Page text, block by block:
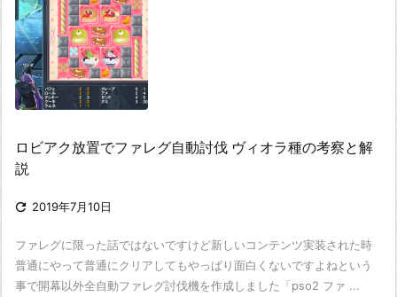
ロビアク放置でファレグ自動討伐 ヴィオラ種の考察と解
説
 2019年7月10日
ファレグに限った話ではないですけど新しいコンテンツ実装された時
普通にやって普通にクリアしてもやっぱり面白くないですよねという
事で開幕以外全自動ファレグ討伐機を作成しました 「pso2 ファ ...